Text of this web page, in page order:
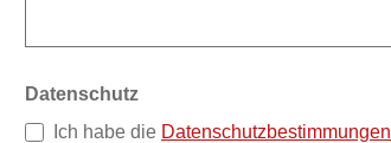
Datenschutz
Ich habe die Datenschutzbestimmungen